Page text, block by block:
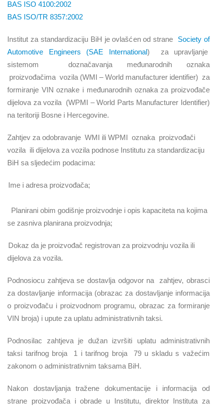
BAS ISO 4100:2002
BAS ISO/TR 8357:2002
Institut za standardizaciju BiH je ovlašćen od strane
Society of
Automotive Engineers (SAE International)
za upravljanje
sistemom
doznačavanja međunarodnih oznaka
proizvođačima vozila (WMI –World manufacturer identifier)
za
formiranje VIN oznake i međunarodnih oznaka za proizvođače
dijelova za vozila
(WPMI –World Parts Manufacturer Identifier)
na teritoriji Bosne i Hercegovine.
Zahtjev za odobravanje WMI ili WPMI oznaka proizvođači
vozila ili dijelova za vozila podnose Institutu za standardizaciju
BiH sa sljedećim podacima:
Ime i adresa proizvođača;
Planirani obim godišnje proizvodnje i opis kapaciteta na kojima
se zasniva planirana proizvodnja;
Dokaz da je proizvođač registrovan za proizvodnju vozila ili
dijelova za vozila.
Podnosiocu zahtjeva se dostavlja odgovor na
zahtjev, obrasci
za dostavljanje informacija (obrazac za dostavljanje informacija
o proizvođaču i proizvodnom programu, obrazac za formiranje
VIN broja) i upute za uplatu administrativnih taksi.
Podnosilac zahtjeva je dužan izvršiti uplatu administrativnih
taksi tarifnog broja
1 i tarifnog broja
79 u skladu s važećim
zakonom o administrativnim taksama BiH.
Nakon dostavljanja tražene dokumentacije i informacija od
strane proizvođača i obrade u Institutu, direktor Instituta za